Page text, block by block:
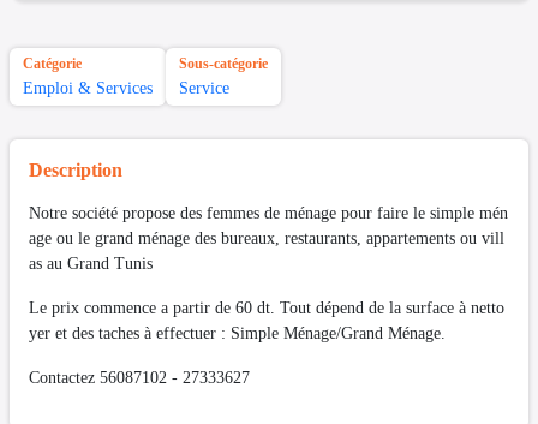
Catégorie
Emploi & Services
Sous-catégorie
Service
Description
Notre société propose des femmes de ménage pour faire le simple mén
age ou le grand ménage des bureaux, restaurants, appartements ou vill
as au Grand Tunis
Le prix commence a partir de 60 dt. Tout dépend de la surface à netto
yer et des taches à effectuer : Simple Ménage/Grand Ménage.
Contactez 56087102 - 27333627